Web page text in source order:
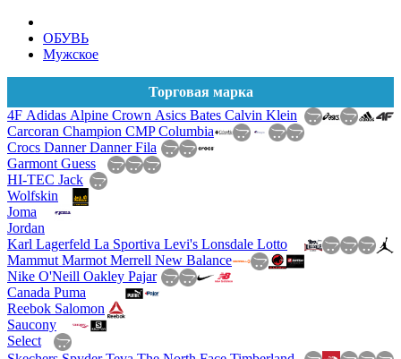
ОБУВЬ
Мужское
Торговая марка
4F Adidas Alpine Crown Asics Bates Calvin Klein
Carcoran Champion CMPColumbia
Crocs DannerDannerFila
Garmont Guess
HI-TEC Jack
Wolfskin
Joma
Jordan
Karl Lagerfeld La Sportiva Levi's Lonsdale Lotto
Mammut Marmot Merrell New Balance
Nike O'Neill Oakley Pajar
Canada Puma
Reebok Salomon
Saucony
Select